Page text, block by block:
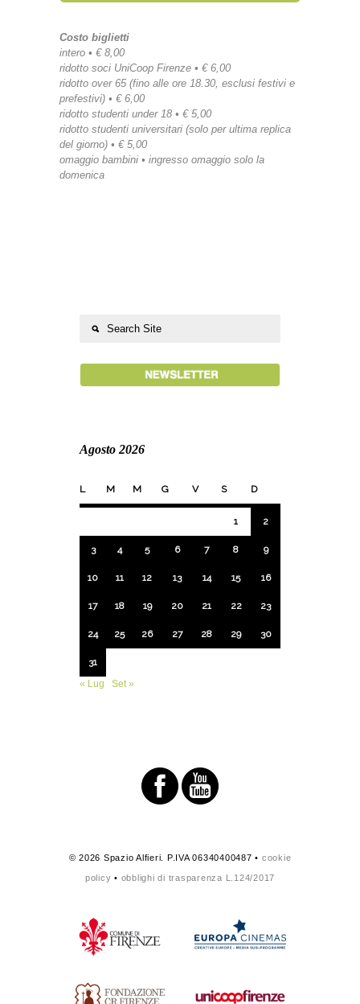
Costo biglietti
intero • € 8,00
ridotto soci UniCoop Firenze • € 6,00
ridotto over 65 (fino alle ore 18.30, esclusi festivi e
prefestivi) • € 6,00
ridotto studenti under 18 • € 5,00
ridotto studenti universitari (solo per ultima replica
del giorno) • € 5,00
omaggio bambini • ingresso omaggio solo la
domenica
Agosto 2026
L M M G V S D
1 2
3 4 5 6 7 8 9
10 11 12 13 14 15 16
17 18 19 20 21 22 23
24 25 26 27 28 29 30
31
« Lug
Set »
© 2026 Spazio Alfieri. P.IVA 06340400487 • cookie
policy • obblighi di trasparenza L.124/2017